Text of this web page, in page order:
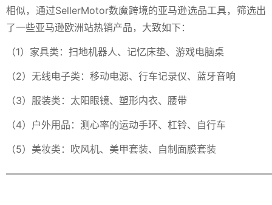
相似，通过SellerMotor数魔跨境的亚马逊选品工具，筛选出
了一些亚马逊欧洲站热销产品，大致如下：
（1）家具类：扫地机器人、记忆床垫、游戏电脑桌
（2）无线电子类：移动电源、行车记录仪、蓝牙音响
（3）服装类：太阳眼镜、塑形内衣、腰带
（4）户外用品：测心率的运动手环、杠铃、自行车
（5）美妆类：吹风机、美甲套装、自制面膜套装